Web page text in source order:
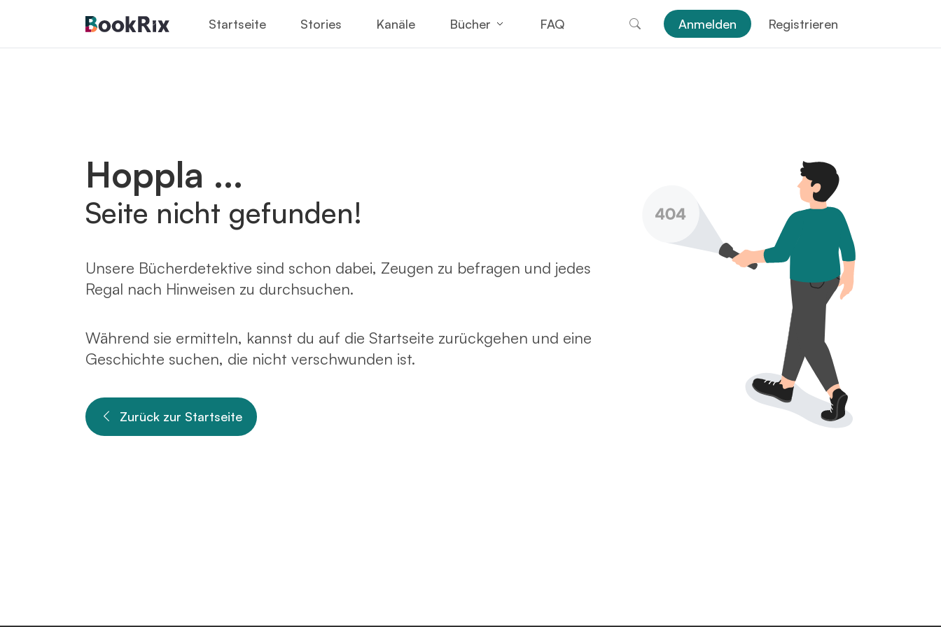
Startseite Stories Kanäle Bücher FAQ Anmelden Registrieren
Hoppla ...
Seite nicht gefunden!
Unsere Bücherdetektive sind schon dabei, Zeugen zu befragen und jedes
Regal nach Hinweisen zu durchsuchen.
Während sie ermitteln, kannst du auf die Startseite zurückgehen und eine
Geschichte suchen, die nicht verschwunden ist.
Zurück zur Startseite